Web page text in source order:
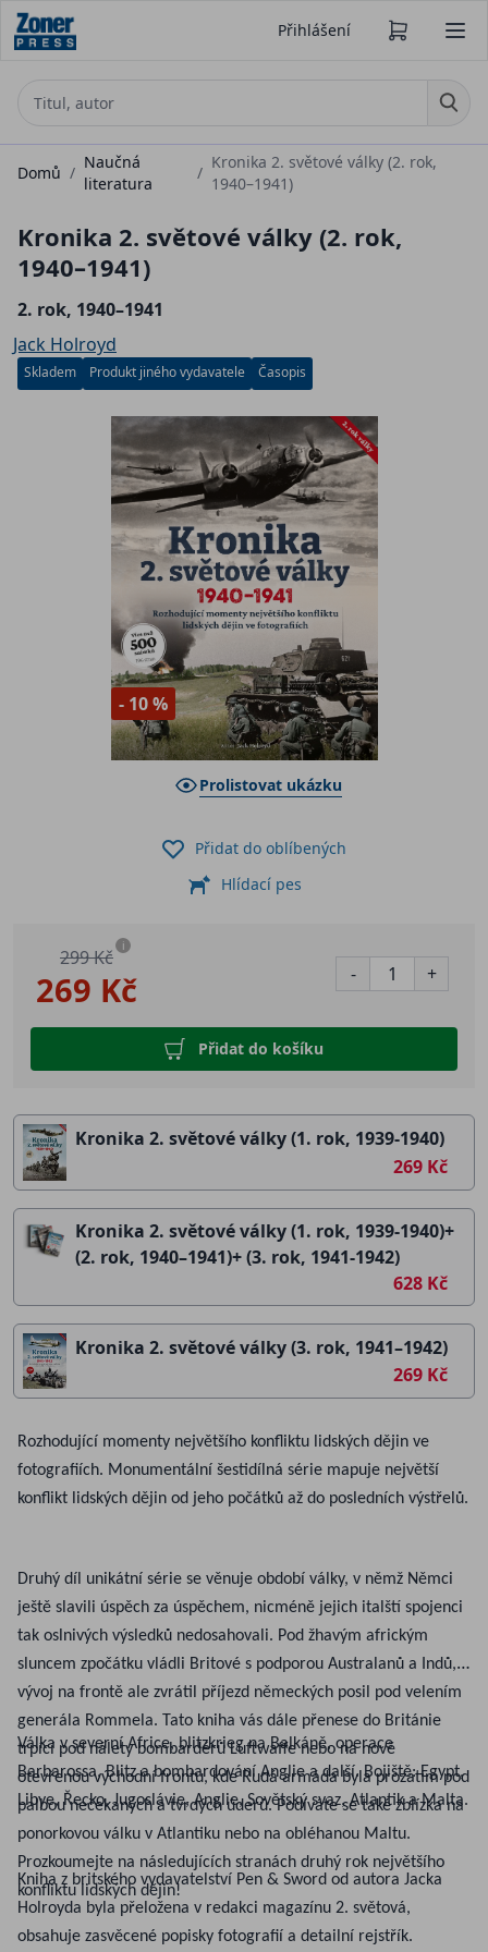
Přihlášení
Domů /
Naučná
literatura
/
Kronika 2. světové války (2. rok,
1940–1941)
Kronika 2. světové války (2. rok,
1940–1941)
2. rok, 1940–1941
Jack Holroyd
Skladem Produkt jiného vydavatele Časopis
- 10 %
Prolistovat ukázku
269 Kč
299 Kč i
- +
Přidat do košíku
Přidat do oblíbených
Hlídací pes
Kronika 2. světové války (1. rok, 1939-1940)
269 Kč
Kronika 2. světové války (1. rok, 1939-1940)+
(2. rok, 1940–1941)+ (3. rok, 1941-1942)
628 Kč
Kronika 2. světové války (3. rok, 1941–1942)
269 Kč
Rozhodující momenty největšího konfliktu lidských dějin ve
fotografiích. Monumentální šestidílná série mapuje největší
konflikt lidských dějin od jeho počátků až do posledních výstřelů.
Druhý díl unikátní série se věnuje období války, v němž Němci
ještě slavili úspěch za úspěchem, nicméně jejich italští spojenci
tak oslnivých výsledků nedosahovali. Pod žhavým africkým
sluncem zpočátku vládli Britové s podporou Australanů a Indů,
vývoj na frontě ale zvrátil příjezd německých posil pod velením
generála Rommela. Tato kniha vás dále přenese do Británie
trpící pod nálety bombardérů Luftwaffe nebo na nově
otevřenou východní frontu, kde Rudá armáda byla prozatím pod
palbou nečekaných a tvrdých úderů. Podíváte se také zblízka na
ponorkovou válku v Atlantiku nebo na obléhanou Maltu.
Prozkoumejte na následujících stranách druhý rok největšího
konfliktu lidských dějin!
Válka v severní Africe, blitzkrieg na Balkáně, operace
Barbarossa, Blitz a bombardování Anglie a další. Bojiště: Egypt,
Libye, Řecko, Jugoslávie, Anglie, Sovětský svaz, Atlantik a Malta.
Kniha z britského vydavatelství Pen & Sword od autora Jacka
Holroyda byla přeložena v redakci magazínu 2. světová,
obsahuje zasvěcené popisky fotografií a detailní rejstřík.